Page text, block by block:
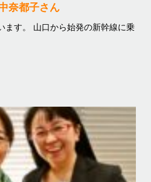
奈都子さん
ます。 山口から始発の新幹線に乗